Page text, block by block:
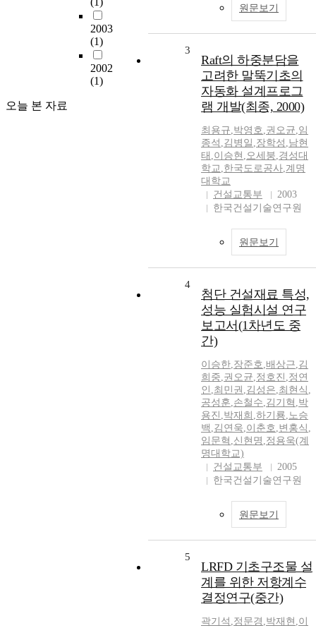
2003
(1)
2002
(1)
오늘 본 자료
원문보기
3
Raft의 하중분담을
고려한 말뚝기초의
자동화 설계프로그
램 개발(최종, 2000)
최용규,박영호,권오균,임
종석 ,김병일 ,장학성 ,남현
태 ,이승현 ,오세붕,경성대
학교,한국도로공사,계명
대학교
건설교통부
2003
한국건설기술연구원
원문보기
4
첨단 건설재료 특성,
성능 실험시설 연구
보고서(1차년도 중
간)
이승한,장준호,배상근,김
희중,권오균,정호진 ,정연
인 ,최민권 ,김성은,최현식 ,
공성훈,손철수,김기혁 ,박
용진 ,박재희 ,하기룡,노승
백 ,김연욱,이춘호,변홍식 ,
임문혁 ,신현명 ,정용욱(계
명대학교)
건설교통부
2005
한국건설기술연구원
원문보기
5
LRFD 기초구조물 설
계를 위한 저항계수
결정연구(중간)
곽기석 ,정문경 ,박재현 ,이